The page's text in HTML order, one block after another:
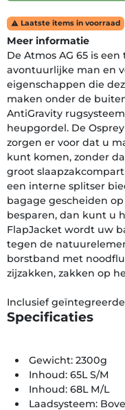
 Laatste items in voorraad
Meer informatie
De Atmos AG 65 is
avontuurlijke man en
eigenschappen die
maken onder de
AntiGravity
heupgordel. De
zorgen er voor dat u
kunt komen, zonder
groot
een interne splitser
bagage gescheiden
besparen, dan kunt u
FlapJacket wordt uw
tegen de
borstband met
zijzakken, zakken op
Inclusief
Specificaties
Gewicht: 2300g
Inhoud: 65L S/M
Inhoud: 68L M/L
Laadsysteem: